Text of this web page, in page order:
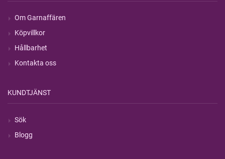
Om Garnaffären
Köpvillkor
Hållbarhet
Kontakta oss
KUNDTJÄNST
Sök
Blogg